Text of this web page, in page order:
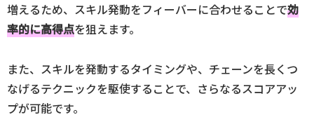
増えるため、スキル発動をフィーバーに合わせることで効
率的に高得点を狙えます。
また、スキルを発動するタイミングや、チェーンを長くつ
なげるテクニックを駆使することで、さらなるスコアアッ
プが可能です。